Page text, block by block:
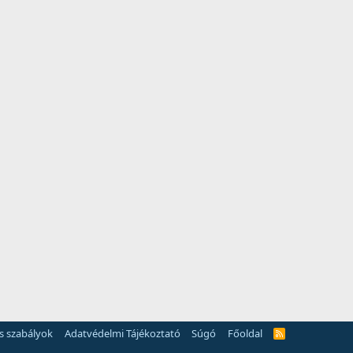
szabályok Adatvédelmi Tájékoztató Súgó Főoldal
R